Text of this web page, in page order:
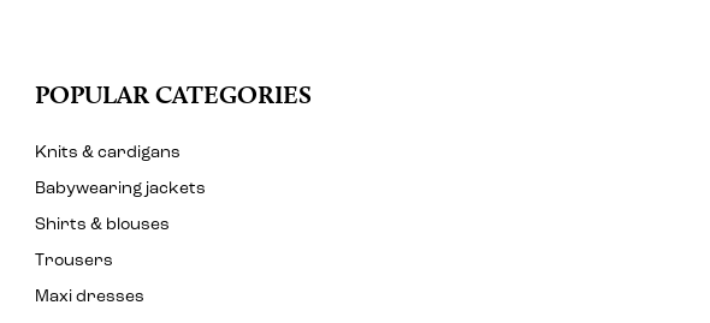
POPULAR CATEGORIES
Knits & cardigans
Babywearing jackets
Shirts & blouses
Trousers
Maxi dresses